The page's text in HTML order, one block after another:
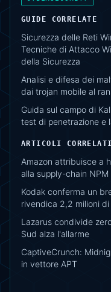
GUIDE CORRELATE
Sicurezza delle Reti
Tecniche di Attacco
della Sicurezza
Analisi e difesa dei
dai trojan mobile al
Guida sul campo di
test di penetrazione e
ARTICOLI CORRELATI
Amazon attribuisce a
alla supply-chain NPM
Kodak conferma un
rivendica 2,2 milioni di
Lazarus condivide
Sud alza l'allarme
CaptiveCrunch:
in vettore APT